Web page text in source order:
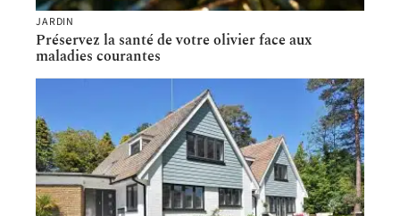
JARDIN
Préservez la santé de votre olivier face aux
maladies courantes